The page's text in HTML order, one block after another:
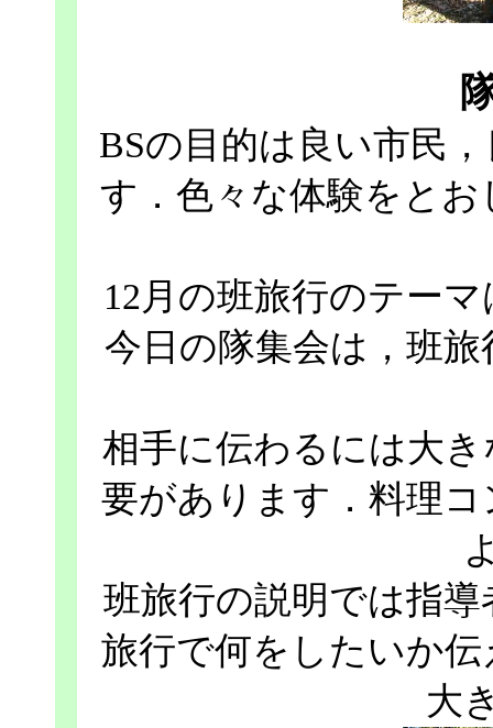
BSの目的は良い市民
す．色々な体験をと
12月の班旅行のテー
今日の隊集会は，班
相手に伝わるには大
要があります．料理
班旅行の説明では指
旅行で何をしたいか
大